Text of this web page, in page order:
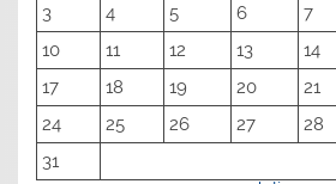
3
4 5 6 7
10
11 12 13 14
17
18 19 20 21
24
25 26 27 28
31